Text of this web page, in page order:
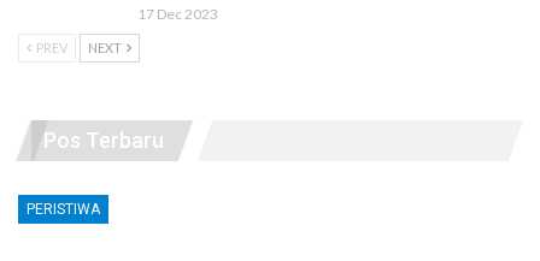
17 Dec 2023
PREV NEXT
Pos Terbaru
PERISTIWA